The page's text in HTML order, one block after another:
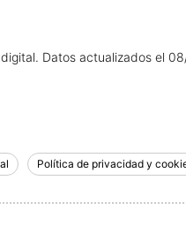
Datos actualizados el
Política de privacidad y